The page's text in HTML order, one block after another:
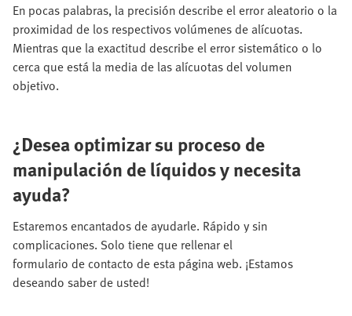
En pocas palabras, la precisión describe el error aleatorio o la
proximidad de los respectivos volúmenes de alícuotas.
Mientras que la exactitud describe el error sistemático o lo
cerca que está la media de las alícuotas del volumen
objetivo.
¿Desea optimizar su proceso de
manipulación de líquidos y necesita
ayuda?
Estaremos encantados de ayudarle. Rápido y sin
complicaciones. Solo tiene que rellenar el
formulario de contacto de esta página web. ¡Estamos
deseando saber de usted!